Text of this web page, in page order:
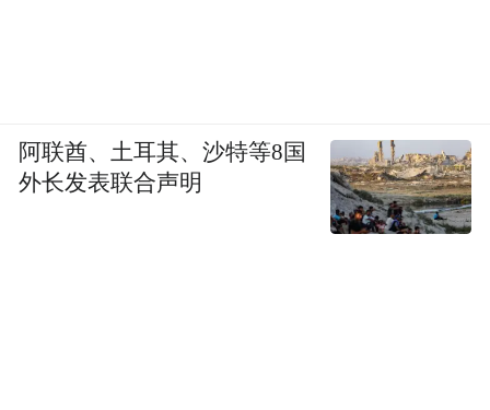
阿联酋、土耳其、沙特等8国
外长发表联合声明